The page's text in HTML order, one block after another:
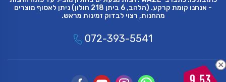
- אנחנו קומת קרקע. (הלהב, 6 ביתן 218 חולון) ניתן לאסוף מוצרים
מהחנות, רצוי לבדוק זמינות מראש.
072-393-5541